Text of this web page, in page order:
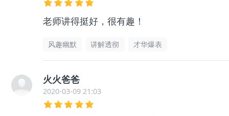
老师讲得挺好，很有趣！
风趣幽默 讲解透彻 才华爆表
火火爸爸
2020-03-09 21:03